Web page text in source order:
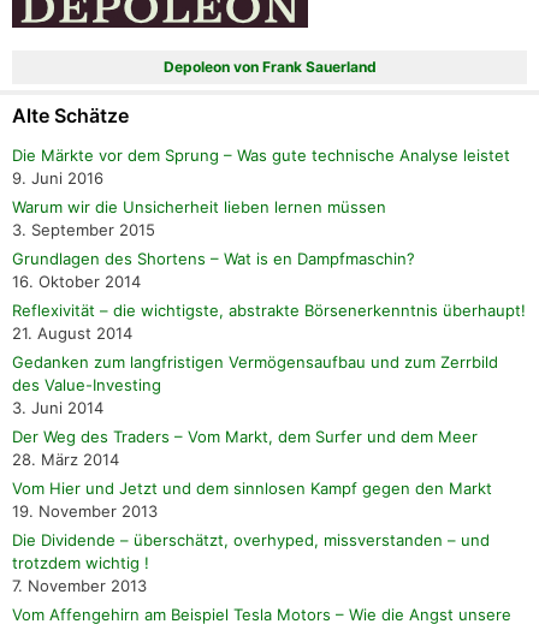
Depoleon von Frank Sauerland
Alte Schätze
Die Märkte vor dem Sprung – Was gute technische Analyse leistet
9. Juni 2016
Warum wir die Unsicherheit lieben lernen müssen
3. September 2015
Grundlagen des Shortens – Wat is en Dampfmaschin?
16. Oktober 2014
Reflexivität – die wichtigste, abstrakte Börsenerkenntnis überhaupt!
21. August 2014
Gedanken zum langfristigen Vermögensaufbau und zum Zerrbild
des Value-Investing
3. Juni 2014
Der Weg des Traders – Vom Markt, dem Surfer und dem Meer
28. März 2014
Vom Hier und Jetzt und dem sinnlosen Kampf gegen den Markt
19. November 2013
Die Dividende – überschätzt, overhyped, missverstanden – und
trotzdem wichtig !
7. November 2013
Vom Affengehirn am Beispiel Tesla Motors – Wie die Angst unsere